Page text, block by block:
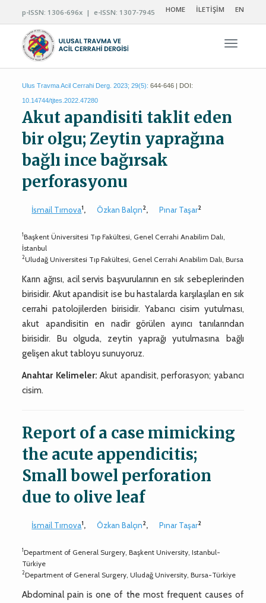
p-ISSN: 1306-696x | e-ISSN: 1307-7945 HOME İLETİŞİM EN
Ulus Travma Acil Cerrahi Derg. 2023; 29(5): 644-646 | DOI:
10.14744/tjtes.2022.47280
Akut apandisiti taklit eden
bir olgu; Zeytin yaprağına
bağlı ince bağırsak
perforasyonu
İsmail Tırnova1, Özkan Balçın2, Pınar Taşar2
1Başkent Üniversitesi Tıp Fakültesi, Genel Cerrahi Anabilim Dalı,
İstanbul
2Uludağ Universitesi Tıp Fakültesi, Genel Cerrahi Anabilim Dalı, Bursa
Karın ağrısı, acil servis başvurularının en sık sebeplerinden
birisidir. Akut apandisit ise bu hastalarda karşılaşılan en sık
cerrahi patolojilerden birisidir. Yabancı cisim yutulması,
akut apandisitin en nadir görülen ayırıcı tanılarından
birisidir. Bu olguda, zeytin yaprağı yutulmasına bağlı
gelişen akut tabloyu sunuyoruz.
Anahtar Kelimeler: Akut apandisit, perforasyon; yabancı
cisim.
Report of a case mimicking
the acute appendicitis;
Small bowel perforation
due to olive leaf
İsmail Tırnova1, Özkan Balçın2, Pınar Taşar2
1Department of General Surgery, Başkent University, Istanbul-
Türkiye
2Department of General Surgery, Uludağ University, Bursa-Türkiye
Abdominal pain is one of the most frequent causes of